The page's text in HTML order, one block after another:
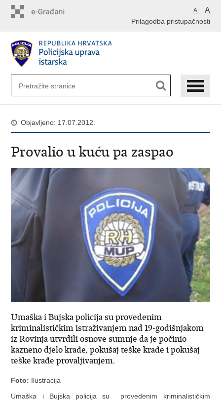
A A
Prilagodba pristupačnosti
Objavljeno: 17.07.2012.
Provalio u kuću pa zaspao
Umaška i Bujska policija su provedenim
kriminalističkim istraživanjem nad 19-godišnjakom
iz Rovinja utvrdili osnove sumnje da je počinio
kazneno djelo krađe, pokušaj teške krađe i pokušaj
teške krađe provaljivanjem.
Foto: Ilustracija
Umaška i Bujska policija su provedenim kriminalističkim